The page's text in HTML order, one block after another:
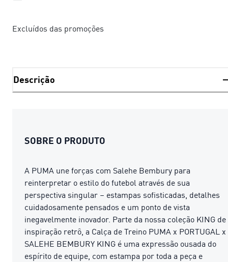
Excluídos das promoções
Descrição
SOBRE O PRODUTO
A PUMA une forças com Salehe Bembury para
reinterpretar o estilo do futebol através de sua
perspectiva singular – estampas sofisticadas, detalhes
cuidadosamente pensados ​​e um ponto de vista
inegavelmente inovador. Parte da nossa coleção KING de
inspiração retrô, a Calça de Treino PUMA x PORTUGAL x
SALEHE BEMBURY KING é uma expressão ousada do
espírito de equipe, com estampa por toda a peça e